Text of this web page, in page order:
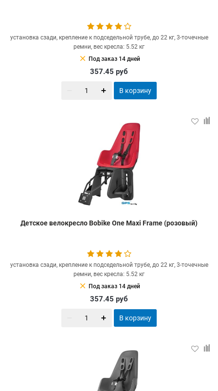
установка сзади, крепление к подседельной трубе, до 22 кг, 3-точечные
ремни, вес кресла: 5.52 кг
clear Под заказ 14 дней
357.45 руб
В корзину
Детское велокресло Bobike One Maxi Frame (розовый)
установка сзади, крепление к подседельной трубе, до 22 кг, 3-точечные
ремни, вес кресла: 5.52 кг
clear Под заказ 14 дней
357.45 руб
В корзину